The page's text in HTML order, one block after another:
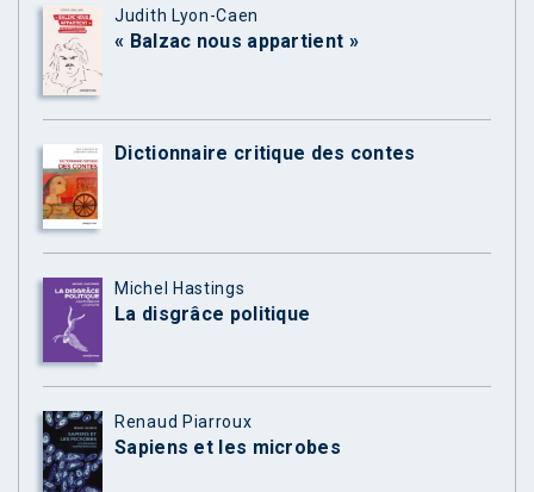
Judith Lyon-Caen
« Balzac nous appartient »
Dictionnaire critique des contes
Michel Hastings
La disgrâce politique
Renaud Piarroux
Sapiens et les microbes